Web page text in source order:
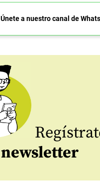
Únete a nuestro canal de
newsletter